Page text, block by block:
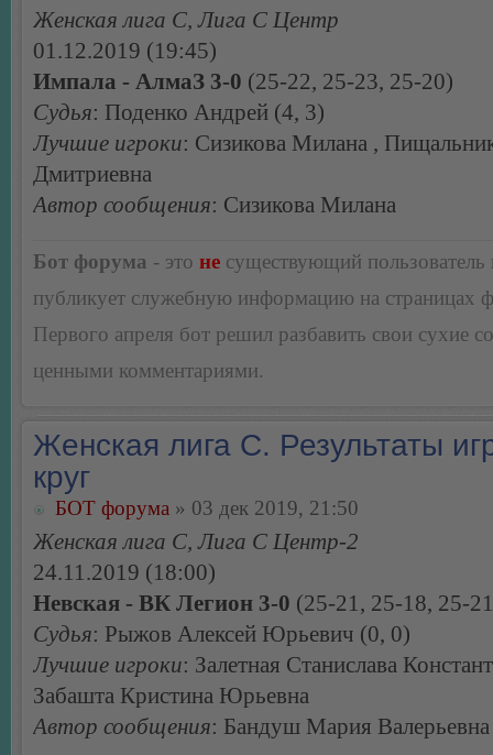
Женская лига С, Лига С Центр
01.12.2019 (19:45)
Импала - АлмаЗ 3-0 (25-22, 25-23, 25-20)
Судья: Поденко Андрей (4, 3)
Лучшие игроки: Сизикова Милана ,
Дмитриевна
Автор сообщения: Сизикова Милана
Бот форума - это не существующий пользователь
публикует служебную информацию на страницах
Первого апреля бот решил разбавить свои сухие
ценными комментариями.
Женская лига С. Результаты
круг
БОТ форума » 03 дек 2019, 21:50
Женская лига С, Лига С Центр-2
24.11.2019 (18:00)
Невская - ВК Легион 3-0 (25-21, 25-18, 25-
Судья: Рыжов Алексей Юрьевич (0, 0)
Лучшие игроки: Залетная Станислава
Забашта Кристина Юрьевна
Автор сообщения: Бандуш Мария Валерьевна